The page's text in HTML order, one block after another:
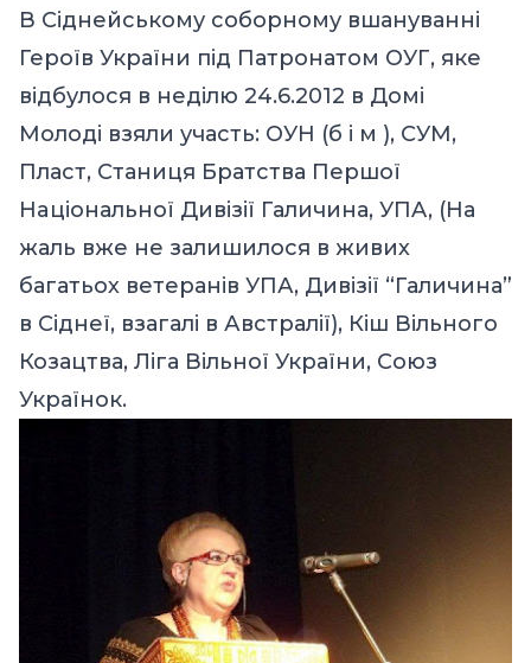
В Сіднейському соборному вшануванні
Героїв України під Патронатом ОУГ, яке
відбулося в неділю 24.6.2012 в Домі
Молоді взяли участь: ОУН (б і м ), CУМ,
Пласт, Cтаниця Братства Першої
Нaціональної Дивізії Галичина, УПA, (На
жаль вже не залишилося в живих
багатьох ветеранів УПА, Дивізії “Галичина”
в Сіднеї, взагалі в Австралії), Кіш Вільного
Козацтва, Ліга Вільної України, Cоюз
Українок.